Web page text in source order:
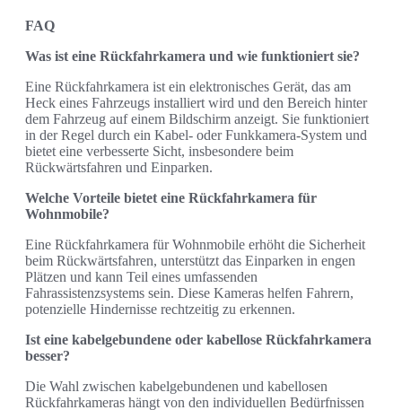
FAQ
Was ist eine Rückfahrkamera und wie funktioniert sie?
Eine Rückfahrkamera ist ein elektronisches Gerät, das am
Heck eines Fahrzeugs installiert wird und den Bereich hinter
dem Fahrzeug auf einem Bildschirm anzeigt. Sie funktioniert
in der Regel durch ein Kabel- oder Funkkamera-System und
bietet eine verbesserte Sicht, insbesondere beim
Rückwärtsfahren und Einparken.
Welche Vorteile bietet eine Rückfahrkamera für
Wohnmobile?
Eine Rückfahrkamera für Wohnmobile erhöht die Sicherheit
beim Rückwärtsfahren, unterstützt das Einparken in engen
Plätzen und kann Teil eines umfassenden
Fahrassistenzsystems sein. Diese Kameras helfen Fahrern,
potenzielle Hindernisse rechtzeitig zu erkennen.
Ist eine kabelgebundene oder kabellose Rückfahrkamera
besser?
Die Wahl zwischen kabelgebundenen und kabellosen
Rückfahrkameras hängt von den individuellen Bedürfnissen